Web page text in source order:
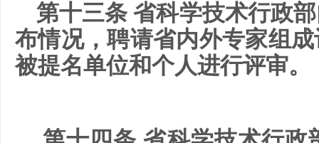
第十三条 省科学技术行政
布情况，聘请省内外专家组
被提名单位和个人进行评审。